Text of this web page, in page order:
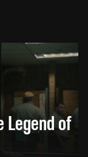
Legend of